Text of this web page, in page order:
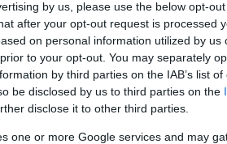
by us, please use the below opt-
after your opt-out request is processed
on personal information utilized by us
to your opt-out. You may separately
by third parties on the IAB’s list of
be disclosed by us to third parties on the
disclose it to other third parties.
one or more Google services and may
nagyon szívesen ott lenne